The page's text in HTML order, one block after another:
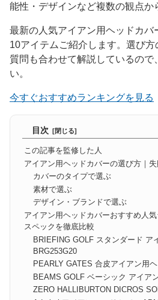
能性・デザインなど複数の観点か
最新の人気アイアン用ヘッドカバ
10アイテムご紹介します。選び
質問も合わせて解説しているので
い。
今すぐおすすめランキングを見る
目次
この記事を監修した人
アイアン用ヘッドカバーの選び方｜
カバーのタイプで選ぶ
素材で選ぶ
デザイン・ブランドで選ぶ
アイアン用ヘッドカバーおすすめ人
スペックを徹底比較
BRIEFING GOLF スタンダード ア
BRG253G20
PEARLY GATES 合皮アイアン用
BEAMS GOLF ベーシック アイア
ZERO HALLIBURTON DICROS